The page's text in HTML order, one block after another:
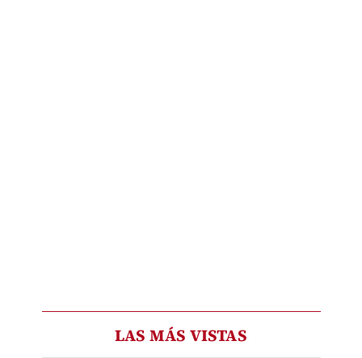
LAS MÁS VISTAS